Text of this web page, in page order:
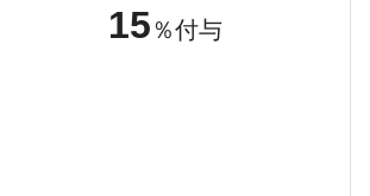
15 ％付与